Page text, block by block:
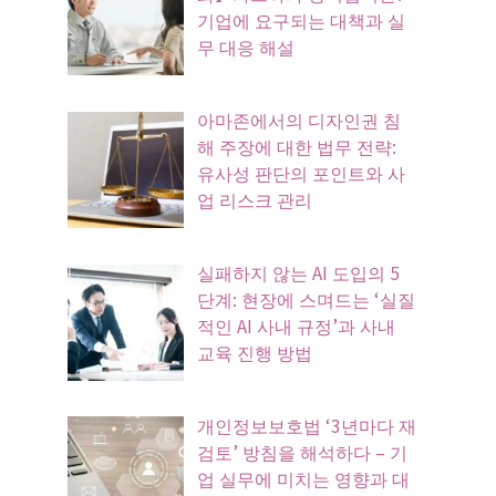
기업에 요구되는 대책과 실
무 대응 해설
아마존에서의 디자인권 침
해 주장에 대한 법무 전략:
유사성 판단의 포인트와 사
업 리스크 관리
실패하지 않는 AI 도입의 5
단계: 현장에 스며드는 ‘실질
적인 AI 사내 규정’과 사내
교육 진행 방법
개인정보보호법 ‘3년마다 재
검토’ 방침을 해석하다 – 기
업 실무에 미치는 영향과 대